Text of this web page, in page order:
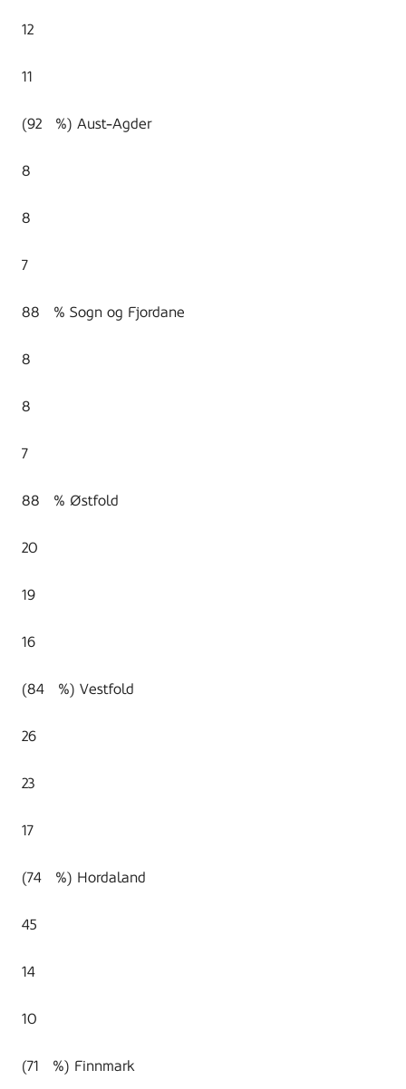
12
11
(92 %) Aust-Agder
8
8
7
88 % Sogn og Fjordane
8
8
7
88 % Østfold
20
19
16
(84 %) Vestfold
26
23
17
(74 %) Hordaland
45
14
10
(71 %) Finnmark